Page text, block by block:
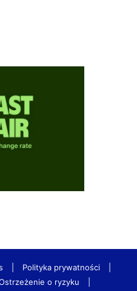
Polityka prywatności
o ryzyku